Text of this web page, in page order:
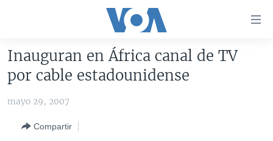
accesibilidad
principal
Salte
AMÉRICA DEL NORTE
MÉXICO
HAITÍ
ELECCIONES EEUU 2024
ELECCIONES EEUU
VOTO DIVIDIDO
VOA VERIFICA
VOA VERIFICA UCRANIA/RUSIA
AMÉRICA LATINA
Inauguran en África canal de TV
por cable estadounidense
mayo 29, 2007
Compartir